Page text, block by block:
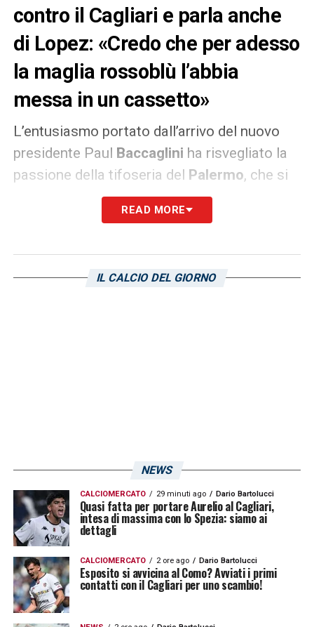
contro il Cagliari e parla anche
di Lopez: «Credo che per adesso
la maglia rossoblù l’abbia
messa in un cassetto»
L’entusiasmo portato dall’arrivo del nuovo
presidente Paul Baccaglini ha risvegliato la
passione della tifoseria del Palermo, che si
prepara ad ospitare ilCagliarial Barbera. Per
i rosanero quella di domenica pomeriggio è
squadra di DiegoLopeza -4 dall’ Empoli,
chiamare e includere più tifosi possibili in
questa importante partita. Sappiamo che
quest’anno non abbiamo dato grandi
soddisfazioni, ce ne rendiamo conto, però
abbiamo questo progetto di salvezza che è
fattibile ed è alla nostra portata. Abbiamo
bisogno di riuscire a coinvolgere il pubblico
READ MORE
IL CALCIO DEL GIORNO
NEWS
CALCIOMERCATO 29 minuti ago Dario Bartolucci
Quasi fatta per portare Aurelio al Cagliari,
intesa di massima con lo Spezia: siamo ai
dettagli
CALCIOMERCATO 2 ore ago Dario Bartolucci
Esposito si avvicina al Como? Avviati i primi
contatti con il Cagliari per uno scambio!